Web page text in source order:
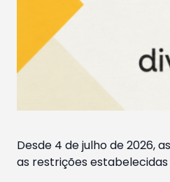
Desde 4 de julho de 2026,
as restrições